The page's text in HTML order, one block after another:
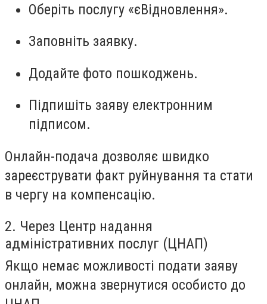
Оберіть послугу «єВідновлення».
Заповніть заявку.
Додайте фото пошкоджень.
Підпишіть заяву електронним
підписом.
Онлайн-подача дозволяє швидко
зареєструвати факт руйнування та стати
в чергу на компенсацію.
2. Через Центр надання
адміністративних послуг (ЦНАП)
Якщо немає можливості подати заяву
онлайн, можна звернутися особисто до